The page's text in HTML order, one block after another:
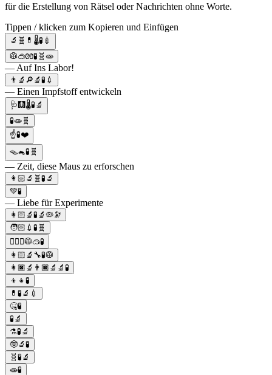
für die Erstellung von Rätsel oder Nachrichten ohne Worte.
Tippen / klicken zum Kopieren und Einfügen
🔬🧬💊🌡🧪💉
🥼🥽🧤🧪🧬🧫
— Auf Ins Labor!
👨‍🔬🔎🔬🧪💉
— Einen Impfstoff entwickeln
🩺🩻🌡🧪🔬
🧪🧫🧬
☝️🧪❤️
🪤🐁🧪🧬
— Zeit, diese Maus zu erforschen
👩🏻‍🔬🧬🧪🔬
💚🧪
— Liebe für Experimente
👩🏻‍🔬🧪🔬🦠🔭
🧑🏻💉🧪🧬
👷🏻‍♀️🥼🥽🧪
👩🏻‍🔬🔧🧪🥼
👩🏿‍🔬👨🏿‍🔬🔬🧪
👦👧🧪
💊🧪🔬💉
🤒🧪
🧪🔬
⚗️🧪🔬
🤓🔬🧪
🧬🧪🔬
🧫🧪